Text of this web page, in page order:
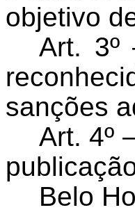
objetivo
Art. 3º
sanções
Art. 4º
Belo